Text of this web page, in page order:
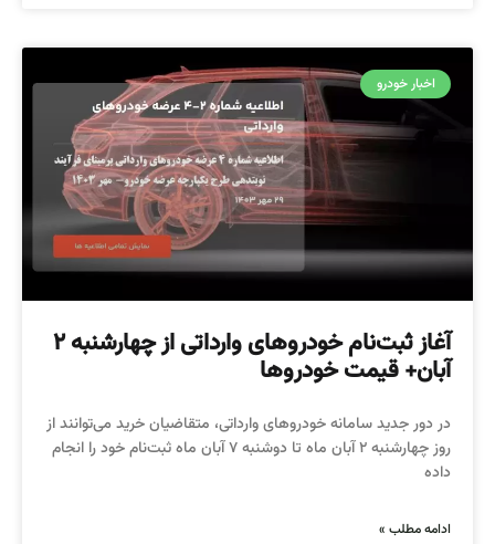
اخبار خودرو
آغاز ثبت‌نام خودروهای وارداتی از چهارشنبه ۲
آبان+ قیمت خودروها
در دور جدید سامانه خودروهای وارداتی، متقاضیان خرید می‌توانند از
روز ‌چهارشنبه ۲ آبان ماه تا دوشنبه ۷ آبان ماه ثبت‌نام خود را انجام
داده
ادامه مطلب »